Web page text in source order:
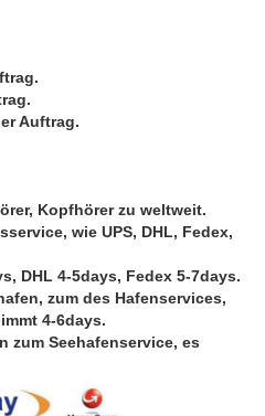
Auftrag.
Kopfhörer zu weltweit.
wie UPS, DHL, Fedex,
DHL 4-5days, Fedex 5-7days.
zum des Hafenservices,
4-6days.
zum Seehafenservice, es